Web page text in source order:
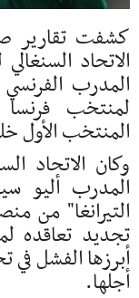
كشفت تقارير
الاتحاد
المدرب الفرنسي
لمنتخب
المنتخب الأول
وكان الاتحاد
المدرب أليو
التيرانغا" من
تجديد تعاقده
أبرزها الفشل
أجلها.